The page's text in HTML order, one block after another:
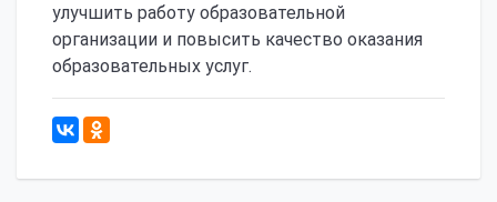
улучшить работу образовательной
организации и повысить качество оказания
образовательных услуг.